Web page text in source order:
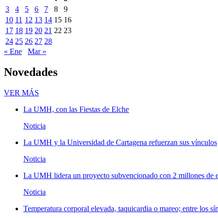
3
4 5 6 7 8
9
10 11 12 13 14 15 16
17 18 19 20 21 22 23
24 25 26 27 28
« Ene
Mar »
Novedades
VER MÁS
La UMH, con las Fiestas de Elche
Noticia
La UMH y la Universidad de Cartagena refuerzan sus vínculos
Noticia
La UMH lidera un proyecto subvencionado con 2 millones de
Noticia
Temperatura corporal elevada, taquicardia o mareo; entre los